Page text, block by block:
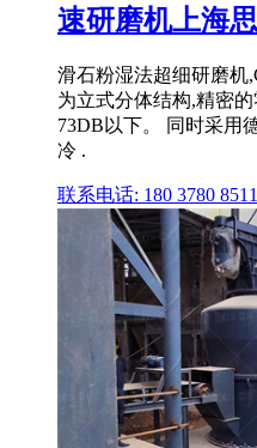
速研磨机上海
滑石粉湿法超细研磨机
为立式分体结构,精密
73DB以下。 同时采用
冷 .
联系电话: 180 3780 8511